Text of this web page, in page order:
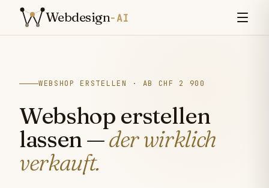
Zum Inhalt springen
Webdesign-AI
WEBSHOP ERSTELLEN · AB CHF 2 900
Webshop erstellen
lassen —der wirklich
verkauft.